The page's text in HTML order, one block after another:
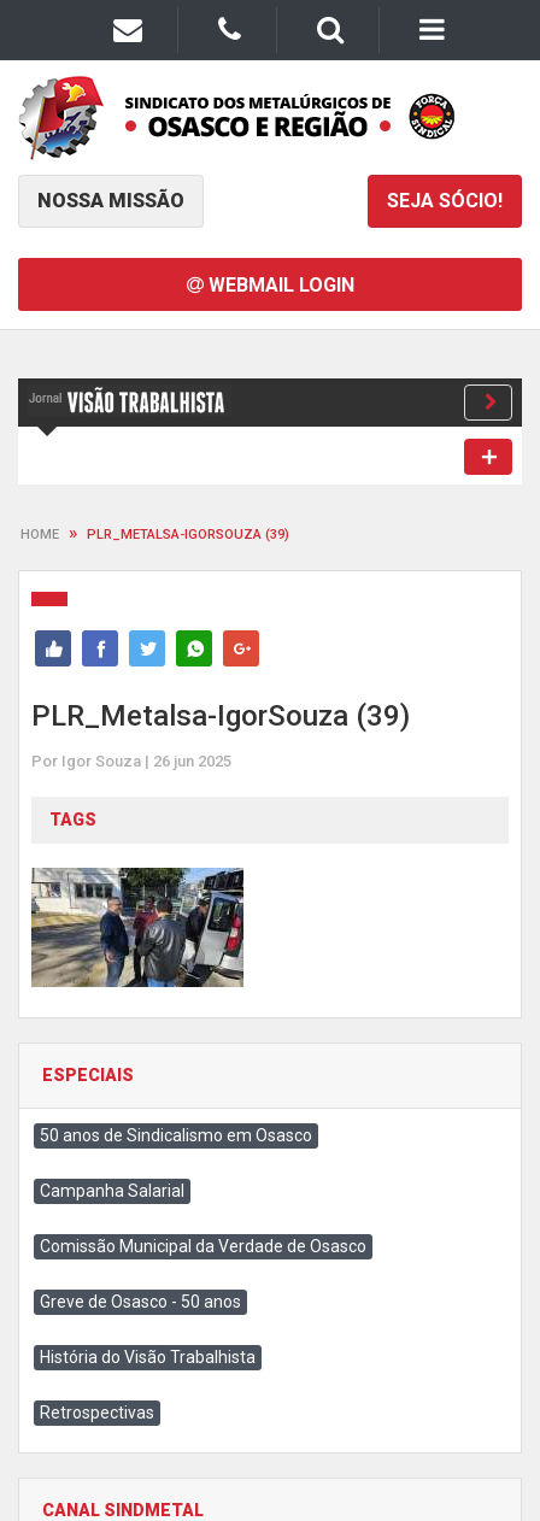
NOSSA MISSÃO SEJA SÓCIO!
WEBMAIL LOGIN
HOME » PLR_METALSA-IGORSOUZA (39)
PLR_Metalsa-IgorSouza (39)
Por Igor Souza | 26 jun 2025
TAGS
ESPECIAIS
50 anos de Sindicalismo em Osasco
Campanha Salarial
Comissão Municipal da Verdade de Osasco
Greve de Osasco - 50 anos
História do Visão Trabalhista
Retrospectivas
CANAL SINDMETAL